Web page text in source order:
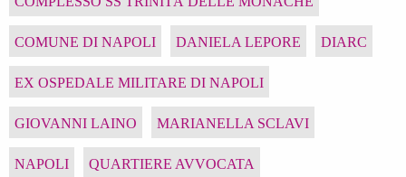
COMUNE DI NAPOLI DANIELA LEPORE DIARC
EX OSPEDALE MILITARE DI NAPOLI
GIOVANNI LAINO MARIANELLA SCLAVI
NAPOLI QUARTIERE AVVOCATA